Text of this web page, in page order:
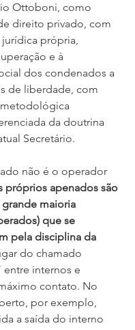
Ottoboni, como
direito privado, com
própria,
e à
dos condenados a
de liberdade, com
da doutrina
Secretário.
não é o operador
próprios apenados são
maioria
que se
pela disciplina da
do chamado
entre internos e
contato. No
por exemplo,
a saída do interno